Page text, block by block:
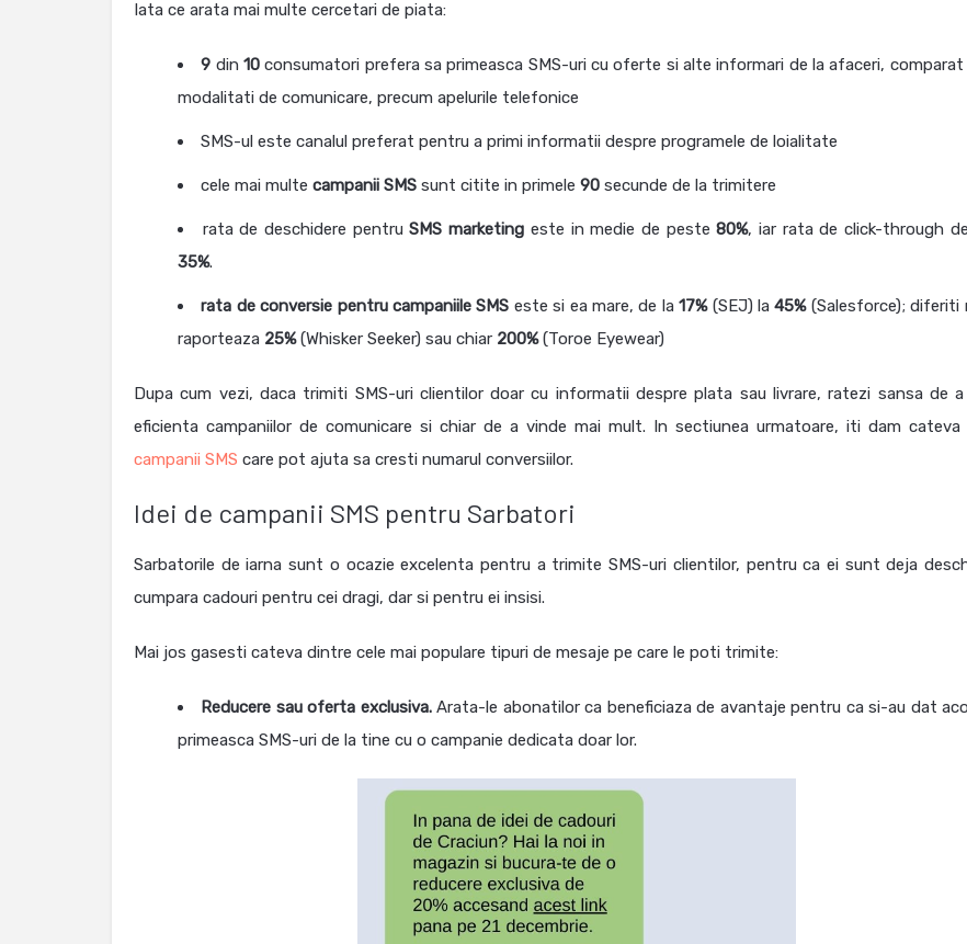
Iata ce arata mai multe cercetari de piata:
9 din10consumatori prefera sa primeasca SMS-uri cu oferte si alte informari de la afaceri,
modalitati de comunicare, precum apelurile telefonice
SMS-ul este canalul preferat pentru a primi informatii despre programele de loialitate
cele mai multe campanii SMS sunt citite in primele 90 secunde de la trimitere
rata de deschidere pentruSMS marketing este in medie de peste80%, iar rata de click-through
35%.
rata de conversie pentru campaniile SMS este si ea mare, de la17%(SEJ) la45%(Salesforce); diferiti
raporteaza 25%(Whisker Seeker) sau chiar 200%(Toroe Eyewear)
Dupa cum vezi, daca trimiti SMS-uri clientilor doar cu informatii despre plata sau livrare, ratezi sansa de
eficienta campaniilor de comunicare si chiar de a vinde mai mult.
In sectiunea urmatoare, iti dam cateva
campanii SMS care pot ajuta sa cresti numarul conversiilor.
Idei de campanii SMS pentru Sarbatori
Sarbatorile de iarna sunt o ocazie excelenta pentru a trimite SMS-uri clientilor, pentru ca ei sunt deja
cumpara cadouri pentru cei dragi, dar si pentru ei insisi.
Mai jos gasesti cateva dintre cele mai populare tipuri de mesaje pe care le poti trimite:
Reducere sau oferta exclusiva.Arata-le abonatilor ca beneficiaza de avantaje pentru ca si-au dat
primeasca SMS-uri de la tine cu o campanie dedicata doar lor.